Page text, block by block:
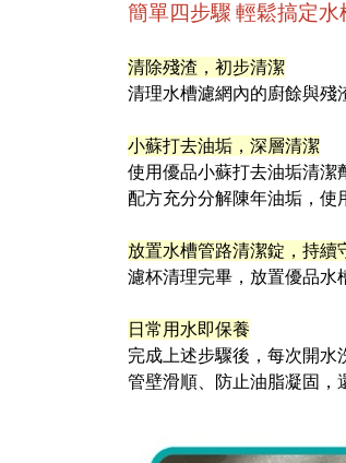
簡單四步驟 輕鬆搞定水
清除殘渣，初步清潔
清理水槽濾網內的廚餘與殘
小蘇打去油垢，深層清潔
使用優品小蘇打去油垢清潔
配方充分分解陳年油垢，使
放置水槽管路清潔錠，持續
濾杯清理完畢，放置優品水
日常用水即保養
完成上述步驟後，每次開
管壁滑順、防止油脂凝固，